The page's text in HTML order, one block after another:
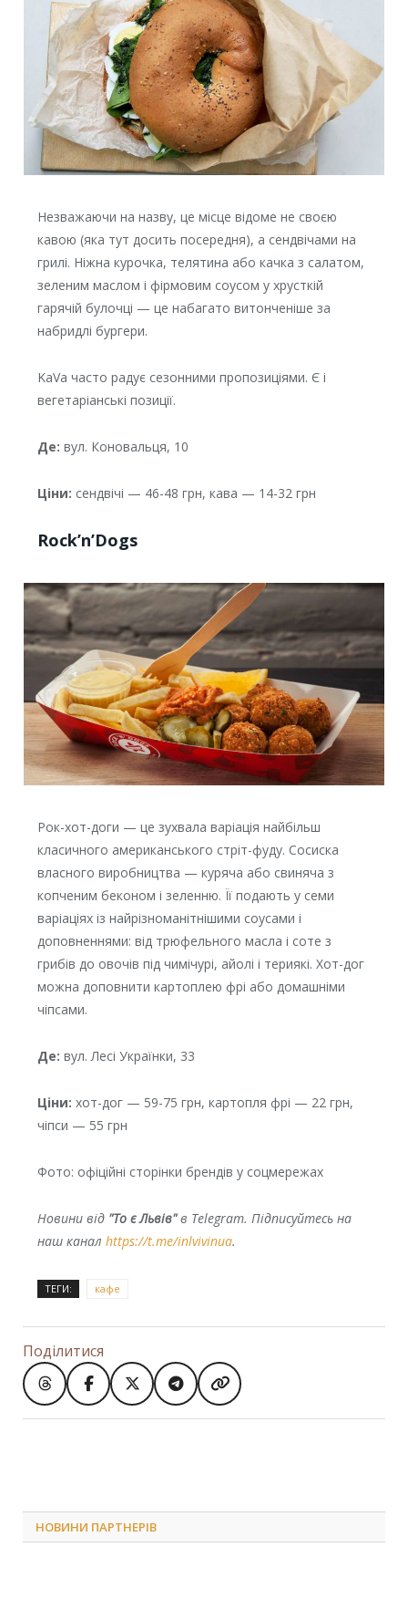
Незважаючи на назву, це місце відоме не своєю
кавою (яка тут досить посередня), а сендвічами на
грилі. Ніжна курочка, телятина або качка з салатом,
зеленим маслом і фірмовим соусом у хрусткій
гарячій булочці — це набагато витонченіше за
набридлі бургери.
KaVa часто радує сезонними пропозиціями. Є і
вегетаріанські позиції.
Де: вул. Коновальця, 10
Ціни: сендвічі — 46-48 грн, кава — 14-32 грн
Rock’n’Dogs
Рок-хот-доги — це зухвала варіація найбільш
класичного американського стріт-фуду. Сосиска
власного виробництва — куряча або свиняча з
копченим беконом і зеленню. Її подають у семи
варіаціях із найрізноманітнішими соусами і
доповненнями: від трюфельного масла і соте з
грибів до овочів під чимічурі, айолі і териякі. Хот-дог
можна доповнити картоплею фрі або домашніми
чіпсами.
Де: вул. Лесі Українки, 33
Ціни: хот-дог — 59-75 грн, картопля фрі — 22 грн,
чіпси — 55 грн
Фото: офіційні сторінки брендів у соцмережах
Новини від "То є Львів"в Telegram. Підписуйтесь на
наш канал https://t.me/inlvivinua.
ТЕГИ: кафе
Поділитися
НОВИНИ ПАРТНЕРІВ